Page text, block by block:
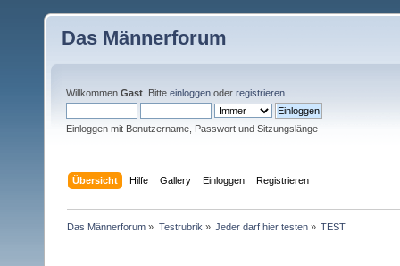
Das Männerforum
Willkommen Gast . Bitte einloggen oder registrieren
Einloggen mit Benutzername, Passwort und Sitzungslänge
Übersicht Hilfe Gallery Einloggen Registrieren
Das Männerforum » Testrubrik » Jeder darf hier testen» TEST